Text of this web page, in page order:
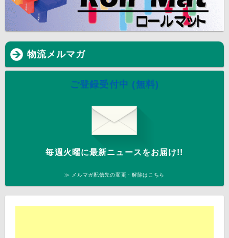
物流メルマガ
ご登録受付中 (無料)
毎週火曜に最新ニュースをお届け!!
≫ メルマガ配信先の変更・解除はこちら